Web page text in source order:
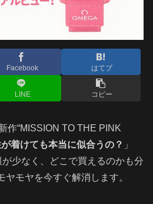
Facebook はてブ
LINE コピー
作“MISSION TO THE PINK
着けても本当に似合うの？ 」
が少なく、どこで買えるのかも分
モヤを今すぐ解消します。